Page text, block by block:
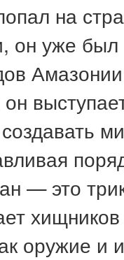
на
он уже
— это
оружие и